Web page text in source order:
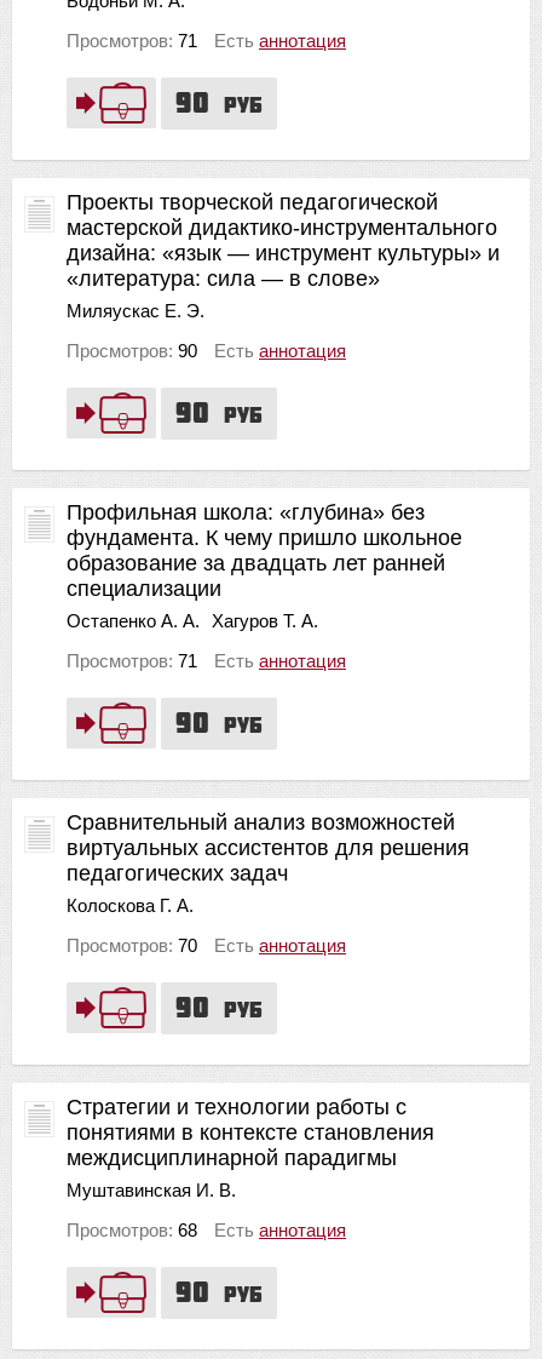
90 руб
Просмотров: 71 Есть аннотация
90 руб
Проекты творческой педагогической
мастерской дидактико-инструментального
дизайна: «язык — инструмент культуры» и
«литература: сила — в слове»
Миляускас Е. Э.
Просмотров: 90 Есть аннотация
90 руб
Профильная школа: «глубина» без
фундамента. К чему пришло школьное
образование за двадцать лет ранней
специализации
Остапенко А. А.
Хагуров Т. А.
Просмотров: 71 Есть аннотация
90 руб
Сравнительный анализ возможностей
виртуальных ассистентов для решения
педагогических задач
Колоскова Г. А.
Просмотров: 70 Есть аннотация
90 руб
Стратегии и технологии работы с
понятиями в контексте становления
междисциплинарной парадигмы
Муштавинская И. В.
Просмотров: 68 Есть аннотация